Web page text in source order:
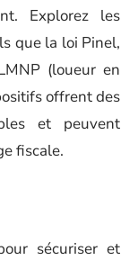
Explorez les
que la loi Pinel,
(loueur en
offrent des
et peuvent
fiscale.
sécuriser et